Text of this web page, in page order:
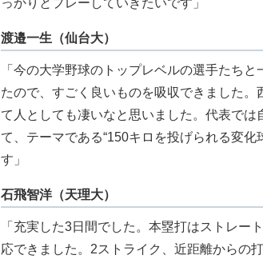
っかりとプレーしていきたいです」
渡邉一生（仙台大）
「今の大学野球のトップレベルの選手たち
たので、すごく良いものを吸収できました
て人としても凄いなと思いました。代表で
て、テーマである“150キロを投げられる変
す」
石飛智洋（天理大）
「充実した3日間でした。本塁打はストレー
応できました。2ストライク、近距離からの